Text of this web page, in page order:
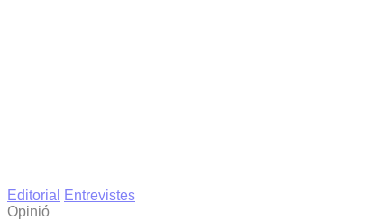
Editorial
Entrevistes
Opinió